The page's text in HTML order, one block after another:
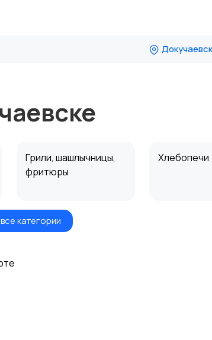
Докучаевск
Грили, шашлычницы,
фритюры
Хлебопечи
Кухонные весы
категории